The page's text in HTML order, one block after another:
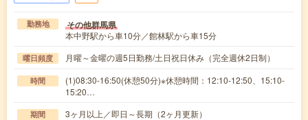
勤務地 その他群馬県
本中野駅から車10分／館林駅から車15分
曜日頻度 月曜～金曜の週5日勤務/土日祝日休み（完全週休2日制）
時間
(1)08:30-16:50(休憩50分)※休憩時間：12:10-12:50、15:10-
15:20…
期間 3ヶ月以上／即日～長期（2ヶ月更新）